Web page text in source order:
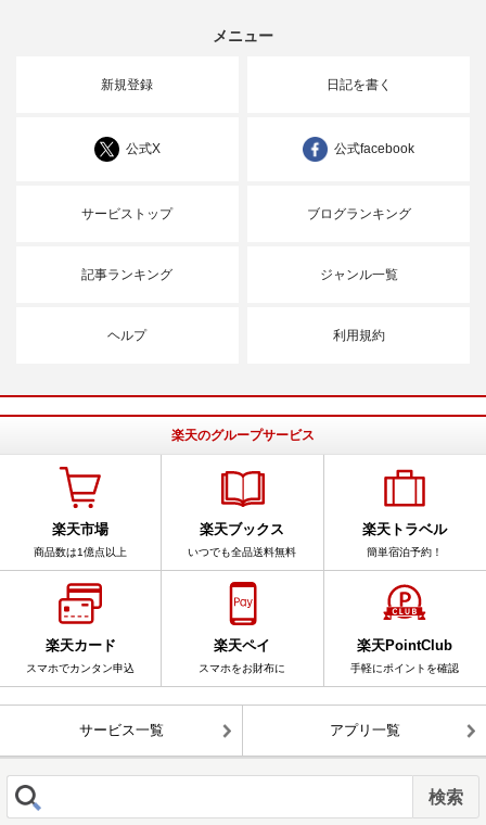
メニュー
新規登録 日記を書く
公式X 公式facebook
サービストップ ブログランキング
記事ランキング ジャンル一覧
ヘルプ 利用規約
楽天のグループサービス
楽天市場
商品数は1億点以上
楽天ブックス
いつでも全品送料無料
楽天トラベル
簡単宿泊予約！
楽天カード
スマホでカンタン申込
楽天ペイ
スマホをお財布に
楽天PointClub
手軽にポイントを確認
サービス一覧 アプリ一覧